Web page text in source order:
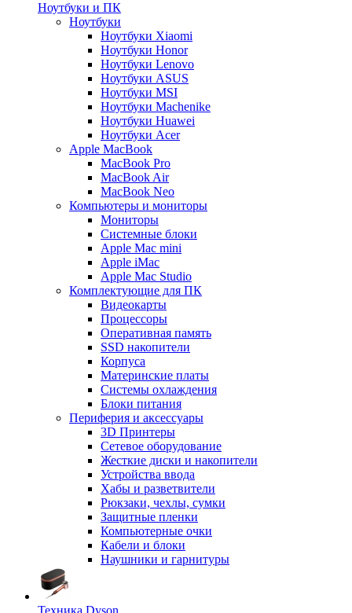
Ноутбуки и ПК
Ноутбуки
Ноутбуки Xiaomi
Ноутбуки Honor
Ноутбуки Lenovo
Ноутбуки ASUS
Ноутбуки MSI
Ноутбуки Machenike
Ноутбуки Huawei
Ноутбуки Acer
Apple MacBook
MacBook Pro
MacBook Air
MacBook Neo
Компьютеры и мониторы
Мониторы
Системные блоки
Apple Mac mini
Apple iMac
Apple Mac Studio
Комплектующие для ПК
Видеокарты
Процессоры
Оперативная память
SSD накопители
Корпуса
Материнские платы
Системы охлаждения
Блоки питания
Периферия и аксессуары
3D Принтеры
Сетевое оборудование
Жесткие диски и накопители
Устройства ввода
Хабы и разветвители
Рюкзаки, чехлы, сумки
Защитные пленки
Компьютерные очки
Кабели и блоки
Наушники и гарнитуры
Техника Dyson